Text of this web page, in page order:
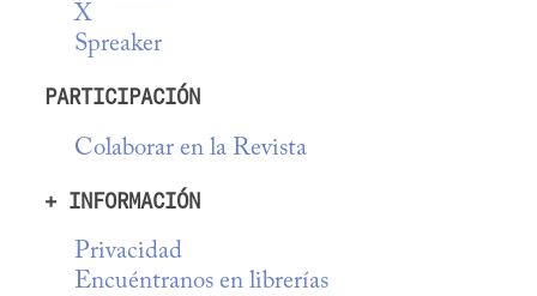
X
Spreaker
PARTICIPACIÓN
Colaborar en la Revista
+ INFORMACIÓN
Privacidad
Encuéntranos en librerías